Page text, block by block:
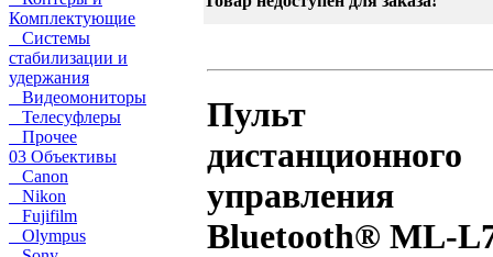
Комплектующие
Системы
стабилизации и
удержания
Видеомониторы
Телесуфлеры
Прочее
03 Объективы
Canon
Nikon
Fujifilm
Olympus
Пульт
дистанционного
управления
Bluetooth® ML-